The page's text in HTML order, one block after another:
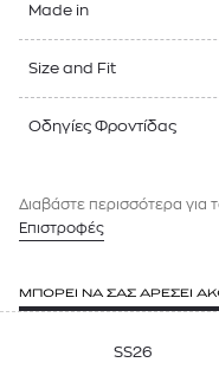
Made in
Size and Fit
Οδηγίες Φροντίδας
Διαβάστε περισσότερα για
Επιστροφές
ΜΠΟΡΕΙ ΝΑ ΣΑΣ ΑΡΕΣΕΙ
SS26